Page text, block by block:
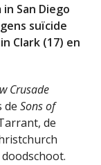
San Diego
suïcide
Clark (17) en
Crusade
de Sons of
de